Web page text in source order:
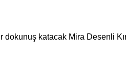
katacak Mira Desenli